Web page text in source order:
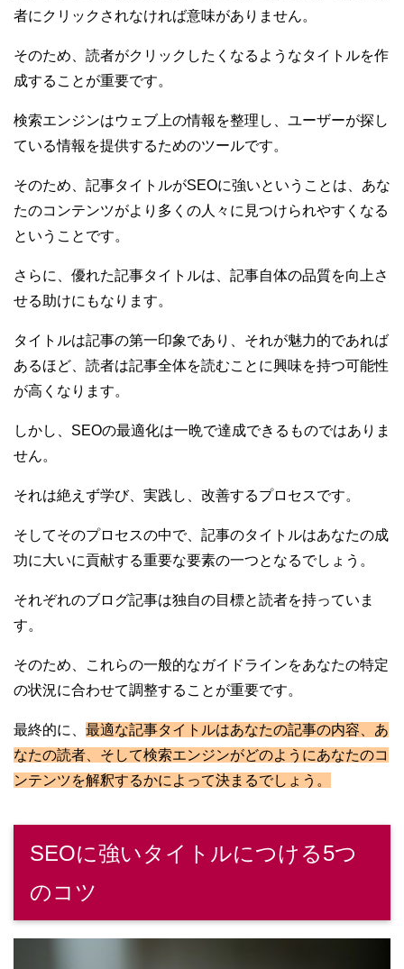
者にクリックされなければ意味がありません。
そのため、読者がクリックしたくなるようなタイトルを作
成することが重要です。
検索エンジンはウェブ上の情報を整理し、ユーザーが探し
ている情報を提供するためのツールです。
そのため、記事タイトルがSEOに強いということは、あな
たのコンテンツがより多くの人々に見つけられやすくなる
ということです。
さらに、優れた記事タイトルは、記事自体の品質を向上さ
せる助けにもなります。
タイトルは記事の第一印象であり、それが魅力的であれば
あるほど、読者は記事全体を読むことに興味を持つ可能性
が高くなります。
しかし、SEOの最適化は一晩で達成できるものではありま
せん。
それは絶えず学び、実践し、改善するプロセスです。
そしてそのプロセスの中で、記事のタイトルはあなたの成
功に大いに貢献する重要な要素の一つとなるでしょう。
それぞれのブログ記事は独自の目標と読者を持っていま
す。
そのため、これらの一般的なガイドラインをあなたの特定
の状況に合わせて調整することが重要です。
最終的に、 最適な記事タイトルはあなたの記事の内容、あ
なたの読者、そして検索エンジンがどのようにあなたのコ
ンテンツを解釈するかによって決まるでしょう。
SEOに強いタイトルにつける5つ
のコツ